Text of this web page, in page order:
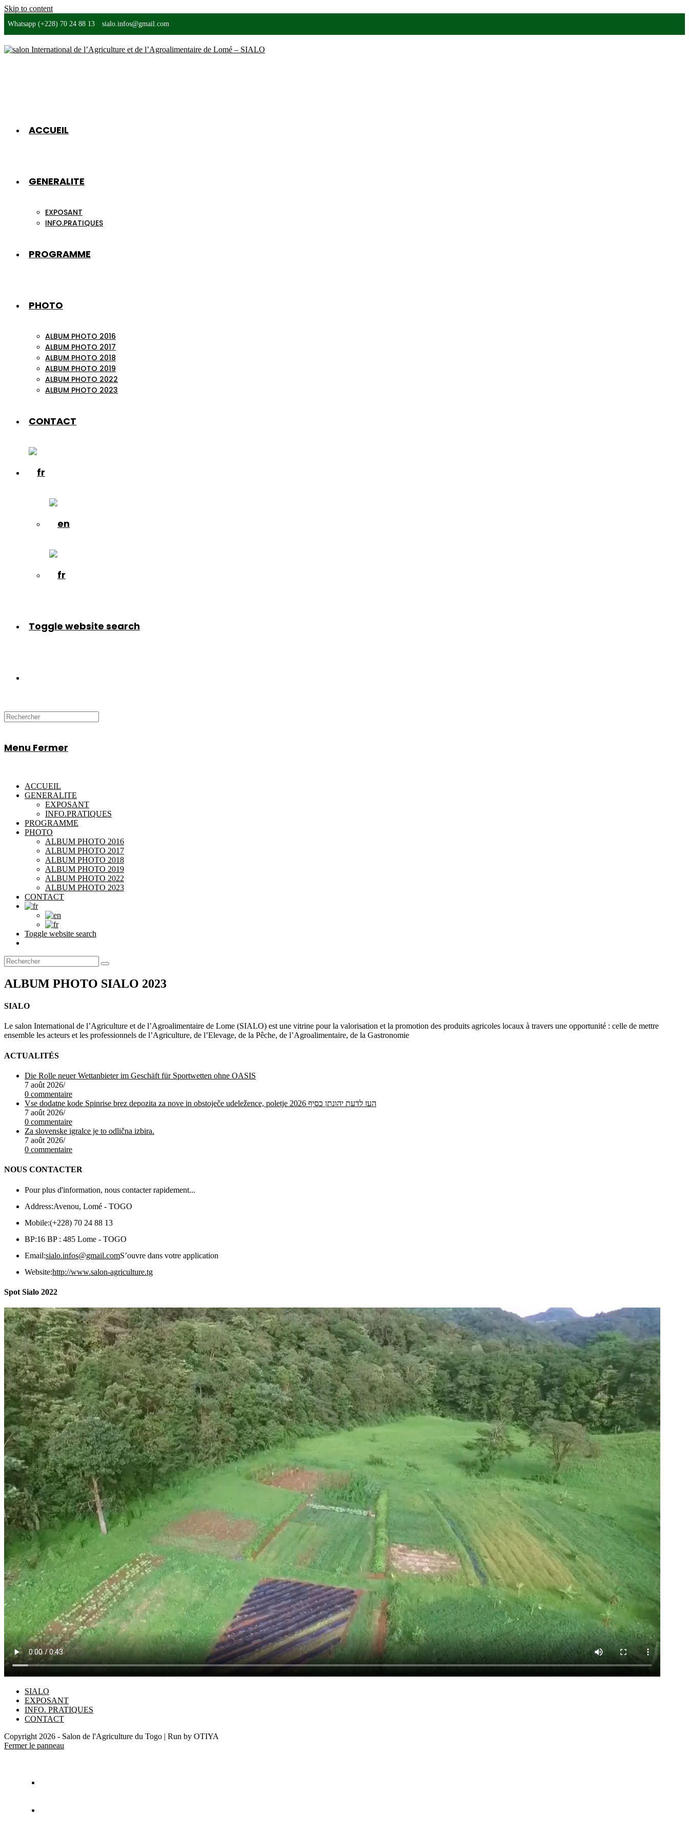
Skip to content
Whatsapp (+228) 70 24 88 13 sialo.infos@gmail.com
ACCUEIL
GENERALITE
EXPOSANT
INFO.PRATIQUES
PROGRAMME
PHOTO
ALBUM PHOTO 2016
ALBUM PHOTO 2017
ALBUM PHOTO 2018
ALBUM PHOTO 2019
ALBUM PHOTO 2022
ALBUM PHOTO 2023
CONTACT
Toggle website search
Menu Fermer
ACCUEIL
GENERALITE
EXPOSANT
INFO.PRATIQUES
PROGRAMME
PHOTO
ALBUM PHOTO 2016
ALBUM PHOTO 2017
ALBUM PHOTO 2018
ALBUM PHOTO 2019
ALBUM PHOTO 2022
ALBUM PHOTO 2023
CONTACT
Toggle website search
ALBUM PHOTO SIALO 2023
SIALO
Le salon International de l’Agriculture et de l’Agroalimentaire de Lome (SIALO) est une vitrine pour la valorisation et la promotion des produits agricoles locaux à travers une opportunité : celle de mettre
ensemble les acteurs et les professionnels de l’Agriculture, de l’Elevage, de la Pêche, de l’Agroalimentaire, de la Gastronomie
ACTUALITÉS
Die Rolle neuer Wettanbieter im Geschäft für Sportwetten ohne OASIS
7 août 2026/
0 commentaire
Vse dodatne kode Spinrise brez depozita za nove in obstoječe udeležence, poletje 2026 העז לדעת יהונתן כסיף
7 août 2026/
0 commentaire
Za slovenske igralce je to odlična izbira.
7 août 2026/
0 commentaire
NOUS CONTACTER
Pour plus d'information, nous contacter rapidement...
Address:Avenou, Lomé - TOGO
Mobile:(+228) 70 24 88 13
BP:16 BP : 485 Lome - TOGO
Email:sialo.infos@gmail.comS’ouvre dans votre application
Website:http://www.salon-agriculture.tg
Spot Sialo 2022
SIALO
EXPOSANT
INFO. PRATIQUES
CONTACT
Copyright 2026 - Salon de l'Agriculture du Togo | Run by OTIYA
Fermer le panneau